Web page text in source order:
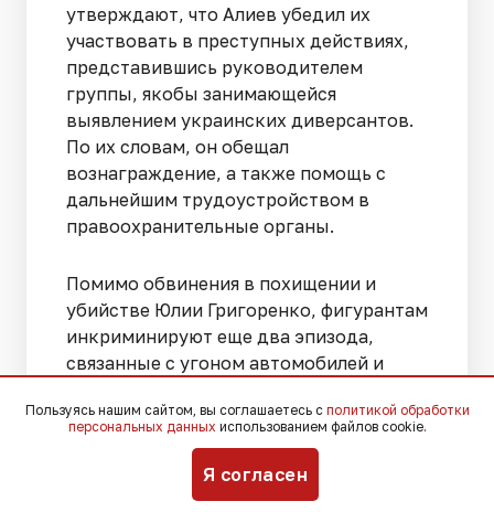
утверждают, что Алиев убедил их
участвовать в преступных действиях,
представившись руководителем
группы, якобы занимающейся
выявлением украинских диверсантов.
По их словам, он обещал
вознаграждение, а также помощь с
дальнейшим трудоустройством в
правоохранительные органы.
Помимо обвинения в похищении и
убийстве Юлии Григоренко, фигурантам
инкриминируют еще два эпизода,
связанные с угоном автомобилей и
следствия, захваченные машины
использовались для наблюдения за
семьей Григоренко и подготовки
преступления, после чего владельцев
Пользуясь нашим сайтом, вы соглашаетесь с политикой обработки
персональных данных использованием файлов cookie.
Я согласен